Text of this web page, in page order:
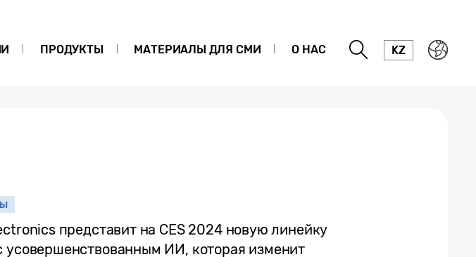
ПРОДУКТЫ МАТЕРИАЛЫ ДЛЯ СМИ О НАС KZ
представит на CES 2024 новую линейку
усовершенствованным ИИ, которая изменит